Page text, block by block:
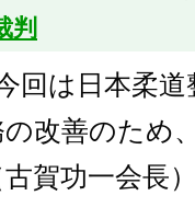
判
回は日本柔
の改善のため
古賀功一会長